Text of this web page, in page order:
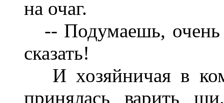
на очаг.
-- Подумаешь, очень
сказать!
И хозяйничая в
принялась варить